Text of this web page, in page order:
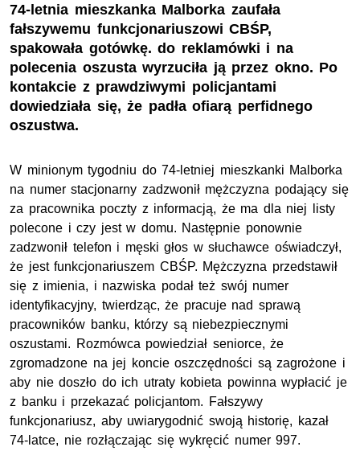
74-letnia mieszkanka Malborka zaufała
fałszywemu funkcjonariuszowi CBŚP,
spakowała gotówkę. do reklamówki i na
polecenia oszusta wyrzuciła ją przez okno. Po
kontakcie z prawdziwymi policjantami
dowiedziała się, że padła ofiarą perfidnego
oszustwa.
W minionym tygodniu do 74-letniej mieszkanki Malborka
na numer stacjonarny zadzwonił mężczyzna podający się
za pracownika poczty z informacją, że ma dla niej listy
polecone i czy jest w domu. Następnie ponownie
zadzwonił telefon i męski głos w słuchawce oświadczył,
że jest funkcjonariuszem CBŚP. Mężczyzna przedstawił
się z imienia, i nazwiska podał też swój numer
identyfikacyjny, twierdząc, że pracuje nad sprawą
pracowników banku, którzy są niebezpiecznymi
oszustami. Rozmówca powiedział seniorce, że
zgromadzone na jej koncie oszczędności są zagrożone i
aby nie doszło do ich utraty kobieta powinna wypłacić je
z banku i przekazać policjantom. Fałszywy
funkcjonariusz, aby uwiarygodnić swoją historię, kazał
74-latce, nie rozłączając się wykręcić numer 997.